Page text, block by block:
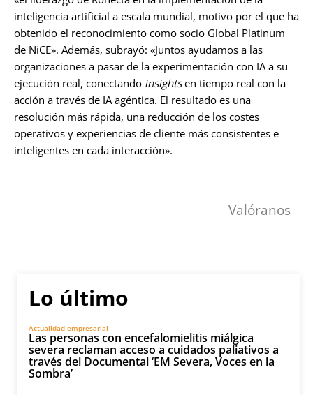
inteligencia artificial a escala mundial, motivo por el que ha
obtenido el reconocimiento como socio Global Platinum
de NiCE». Además, subrayó: «Juntos ayudamos a las
organizaciones a pasar de la experimentación con IA a su
ejecución real, conectando insightsen tiempo real con la
acción a través de IA agéntica. El resultado es una
resolución más rápida, una reducción de los costes
operativos y experiencias de cliente más consistentes e
inteligentes en cada interacción».
Valóranos
Lo último
Actualidad empresarial
Las personas con encefalomielitis miálgica
severa reclaman acceso a cuidados paliativos a
través del Documental ‘EM Severa, Voces en la
Sombra’